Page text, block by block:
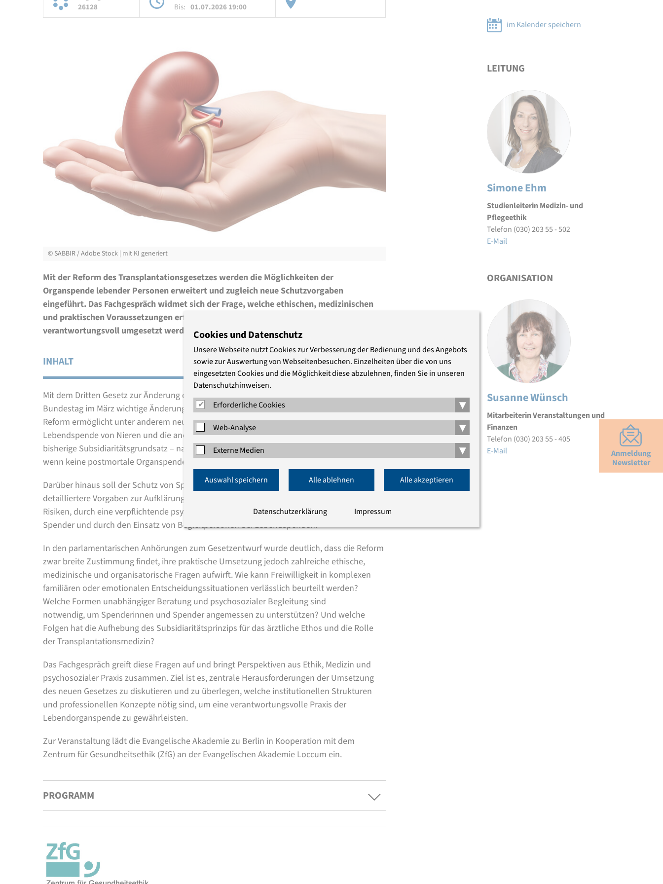
26128
Bis: 01.07.2026 19:00
© SABBIR / Adobe Stock | mit KI generiert
Mit der Reform des Transplantationsgesetzes werden die Möglichkeiten der
Organspende lebender Personen erweitert und zugleich neue Schutzvorgaben
eingeführt. Das Fachgespräch widmet sich der Frage, welche ethischen, medizinischen
und praktischen Voraussetzungen erfüllt sein müssen, damit die Neuregelungen
verantwortungsvoll umgesetzt werden können.
INHALT
Mit dem Dritten Gesetz zur Änderung des Transplantationsgesetzes hat der Deutsche
Bundestag im März wichtige Änderungen für die Lebendorganspende beschlossen. Die
Reform ermöglicht unter anderem neue Formen der Spende, wie die Überkreuz-
Lebendspende von Nieren und die anonyme Lebendnierenspende. Gleichzeitig wird der
bisherige Subsidiaritätsgrundsatz – nach dem eine Lebendspende nur in Betracht kam,
wenn keine postmortale Organspende verfügbar war – aufgehoben.
Darüber hinaus soll der Schutz von Spenderinnen und Spendern verbessert werden: durch
detailliertere Vorgaben zur Aufklärung über die mit einer Lebendspende verbundenen
Risiken, durch eine verpflichtende psychosoziale Evaluation potenzieller Spenderinnen und
Spender und durch den Einsatz von Begleitpersonen bei Lebendspenden.
In den parlamentarischen Anhörungen zum Gesetzentwurf wurde deutlich, dass die Reform
zwar breite Zustimmung findet, ihre praktische Umsetzung jedoch zahlreiche ethische,
medizinische und organisatorische Fragen aufwirft. Wie kann Freiwilligkeit in komplexen
familiären oder emotionalen Entscheidungssituationen verlässlich beurteilt werden?
Welche Formen unabhängiger Beratung und psychosozialer Begleitung sind
notwendig, um Spenderinnen und Spender angemessen zu unterstützen? Und welche
Folgen hat die Aufhebung des Subsidiaritätsprinzips für das ärztliche Ethos und die Rolle
der Transplantationsmedizin?
Das Fachgespräch greift diese Fragen auf und bringt Perspektiven aus Ethik, Medizin und
psychosozialer Praxis zusammen. Ziel ist es, zentrale Herausforderungen der Umsetzung
des neuen Gesetzes zu diskutieren und zu überlegen, welche institutionellen Strukturen
und professionellen Konzepte nötig sind, um eine verantwortungsvolle Praxis der
Lebendorganspende zu gewährleisten.
Zur Veranstaltung lädt die Evangelische Akademie zu Berlin in Kooperation mit dem
Zentrum für Gesundheitsethik (ZfG) an der Evangelischen Akademie Loccum ein.
PROGRAMM
im Kalender speichern
LEITUNG
Simone Ehm
Studienleiterin Medizin- und
Pflegeethik
Telefon (030) 203 55 - 502
E-Mail
ORGANISATION
Susanne Wünsch
Mitarbeiterin Veranstaltungen und
Finanzen
Telefon (030) 203 55 - 405
E-Mail
Anmeldung
Newsletter
Cookies und Datenschutz
Unsere Webseite nutzt Cookies zur Verbesserung der Bedienung und des Angebots
sowie zur Auswertung von Webseitenbesuchen. Einzelheiten über die von uns
eingesetzten Cookies und die Möglichkeit diese abzulehnen, finden Sie in unseren
Datenschutzhinweisen.
Erforderliche Cookies
▾
Web-Analyse ▾
Externe Medien ▾
Auswahl speichern Alle ablehnen Alle akzeptieren
Datenschutzerklärung Impressum